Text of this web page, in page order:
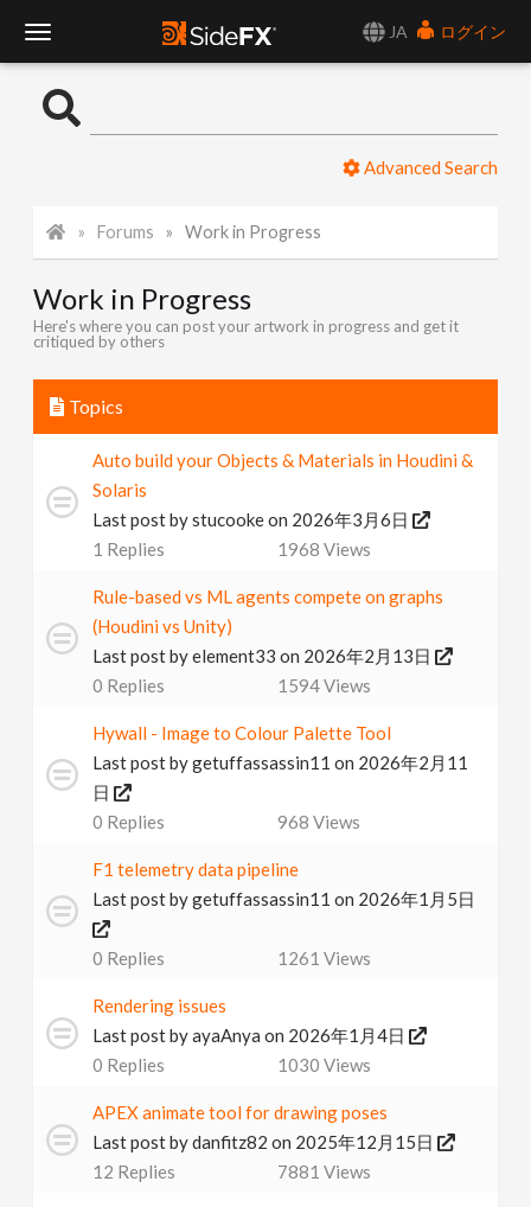
JA
ログイン
o
l
N
Advanced Search
Forums Work in Progress
Work in Progress
Here's where you can post your artwork in progress and get it
critiqued by others
Topics
Auto build your Objects & Materials in Houdini &
Solaris
Last post bystucookeon 2026年3月6日
1 Replies 1968 Views
Rule-based vs ML agents compete on graphs
(Houdini vs Unity)
Last post byelement33 on 2026年2月13日
0 Replies 1594Views
Hywall - Image to Colour Palette Tool
Last post bygetuffassassin11 on 2026年2月11
日
0 Replies 968 Views
F1 telemetry data pipeline
Last post bygetuffassassin11 on 2026年1月5日
0 Replies 1261 Views
Rendering issues
Last post byayaAnya on 2026年1月4日
0 Replies 1030 Views
APEX animate tool for drawing poses
Last post bydanfitz82 on 2025年12月15日
12 Replies 7881 Views